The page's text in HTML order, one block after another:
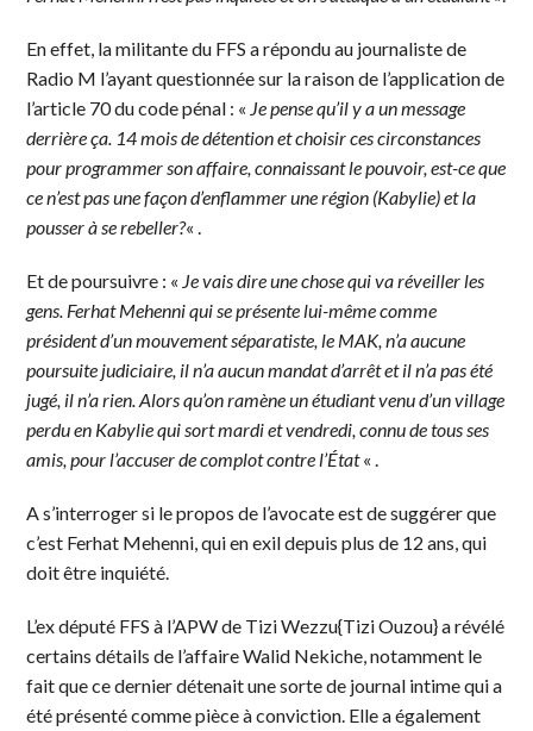
En effet, la militante du FFS a répondu au journaliste de
Radio M l’ayant questionnée sur la raison de l’application de
l’article 70 du code pénal : « Je pense qu’il y a un message
derrière ça. 14 mois de détention et choisir ces circonstances
pour programmer son affaire, connaissant le pouvoir, est-ce que
ce n’est pas une façon d’enflammer une région (Kabylie) et la
pousser à se rebeller?« .
Et de poursuivre : « Je vais dire une chose qui va réveiller les
gens. Ferhat Mehenni qui se présente lui-même comme
président d’un mouvement séparatiste, le MAK, n’a aucune
poursuite judiciaire, il n’a aucun mandat d’arrêt et il n’a pas été
jugé, il n’a rien. Alors qu’on ramène un étudiant venu d’un village
perdu en Kabylie qui sort mardi et vendredi, connu de tous ses
amis, pour l’accuser de complot contre l’État« .
A s’interroger si le propos de l’avocate est de suggérer que
c’est Ferhat Mehenni, qui en exil depuis plus de 12 ans, qui
doit être inquiété.
L’ex député FFS à l’APW de Tizi Wezzu{Tizi Ouzou} a révélé
certains détails de l’affaire Walid Nekiche, notamment le
fait que ce dernier détenait une sorte de journal intime qui a
été présenté comme pièce à conviction. Elle a également